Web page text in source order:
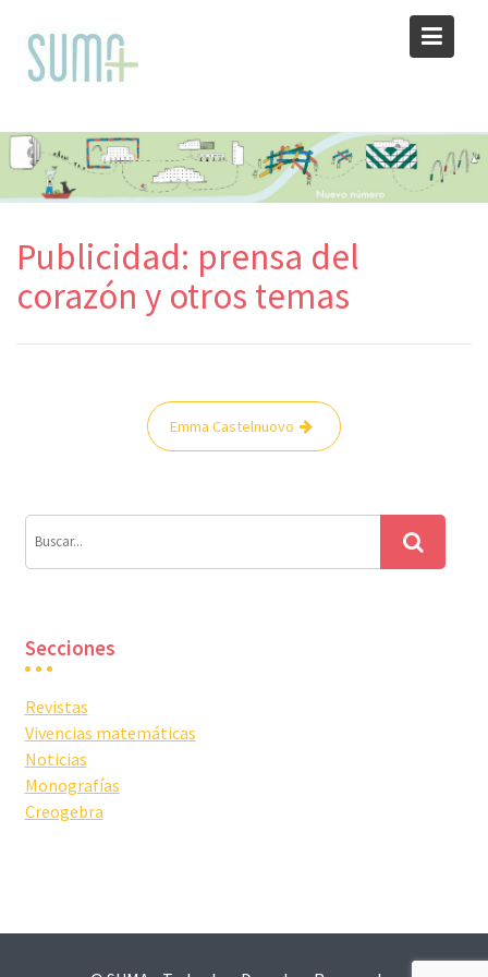
content
Publicidad: prensa del
corazón y otros temas
Navegación
Emma Castelnuovo
Secciones
Revistas
Vivencias matemáticas
Noticias
Monografías
Creogebra